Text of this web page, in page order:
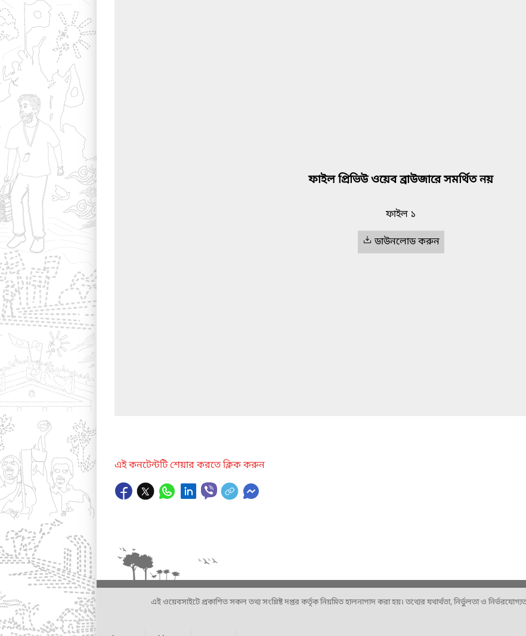
ফাইল প্রিভিউ ওয়েব ব্রাউজারে সমর্থিত নয়
ফাইল ১
ডাউনলোড করুন
এই কনটেন্টটি শেয়ার করতে ক্লিক করুন
এই ওয়েবসাইটে প্রকাশিত সকল তথ্য সংশ্লিষ্ট দপ্তর কর্তৃক নিয়মিত হালনাগাদ করা হয়। তথ্যের যথার্থতা, নির্ভুলতা ও নির্ভরযোগ্যতা